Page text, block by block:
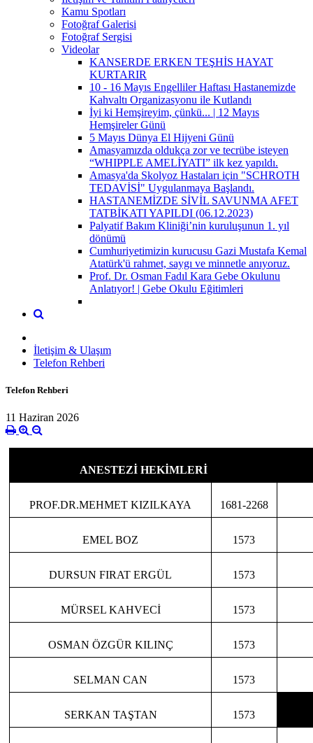
Kamu Spotları
Fotoğraf Galerisi
Fotoğraf Sergisi
Videolar
KANSERDE ERKEN TEŞHİS HAYAT
KURTARIR
10 - 16 Mayıs Engelliler Haftası Hastanemizde
Kahvaltı Organizasyonu ile Kutlandı
İyi ki Hemşireyim, çünkü... | 12 Mayıs
Hemşireler Günü
5 Mayıs Dünya El Hijyeni Günü
Amasyamızda oldukça zor ve tecrübe isteyen
“WHIPPLE AMELİYATI” ilk kez yapıldı.
Amasya'da Skolyoz Hastaları için "SCHROTH
TEDAVİSİ" Uygulanmaya Başlandı.
HASTANEMİZDE SİVİL SAVUNMA AFET
TATBİKATI YAPILDI (06.12.2023)
Palyatif Bakım Kliniği’nin kuruluşunun 1. yıl
dönümü
Cumhuriyetimizin kurucusu Gazi Mustafa Kemal
Atatürk'ü rahmet, saygı ve minnetle anıyoruz.
Prof. Dr. Osman Fadıl Kara Gebe Okulunu
Anlatıyor! | Gebe Okulu Eğitimleri
İletişim & Ulaşım
Telefon Rehberi
Telefon Rehberi
11 Haziran 2026
ANESTEZİ HEKİMLERİ
PROF.DR.MEHMET KIZILKAYA 1681-2268
EMEL BOZ 1573
DURSUN FIRAT ERGÜL 1573
MÜRSEL KAHVECİ 1573
OSMAN ÖZGÜR KILINÇ 1573
SELMAN CAN 1573
SERKAN TAŞTAN 1573